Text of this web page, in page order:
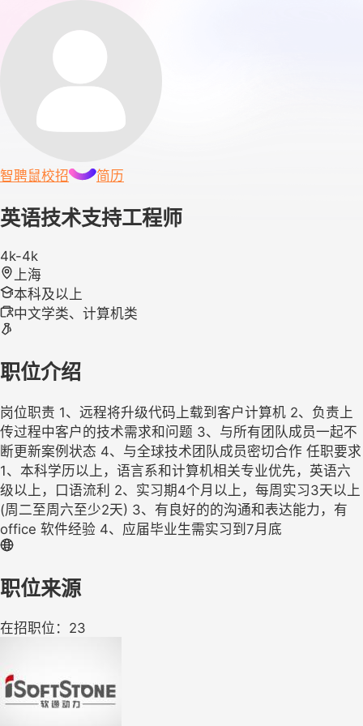
智聘鼠校招 简历
英语技术支持工程师
4k-4k
上海
本科及以上
中文学类、计算机类
职位介绍
岗位职责 1、远程将升级代码上载到客户计算机 2、负责上
传过程中客户的技术需求和问题 3、与所有团队成员一起不
断更新案例状态 4、与全球技术团队成员密切合作 任职要求
1、本科学历以上，语言系和计算机相关专业优先，英语六
级以上，口语流利 2、实习期4个月以上，每周实习3天以上
(周二至周六至少2天) 3、有良好的的沟通和表达能力，有
office 软件经验 4、应届毕业生需实习到7月底
职位来源
在招职位：23